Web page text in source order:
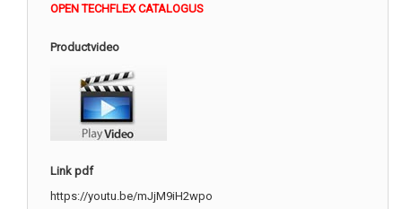
OPEN TECHFLEX CATALOGUS
Productvideo
Link pdf
https://youtu.be/mJjM9iH2wpo